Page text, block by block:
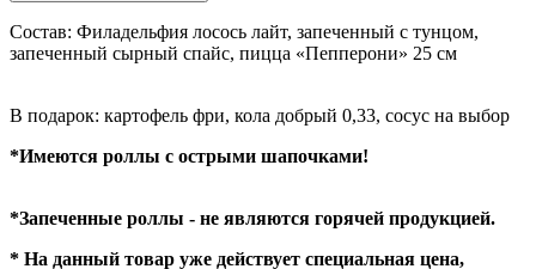
Состав: Филадельфия лосось лайт, запеченный с тунцом,
запеченный сырный спайс, пицца «Пепперони» 25 см
В подарок: картофель фри, кола добрый 0,33, сосус на выбор
*Имеются роллы с острыми шапочками!
*Запеченные роллы - не являются горячей продукцией.
* На данный товар уже действует специальная цена,